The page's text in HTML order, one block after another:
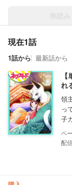
現在1話
1話から 最新話から
れ
領
っ
子
配